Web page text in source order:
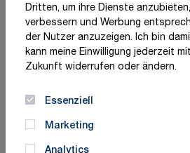
Dritten, um ihre Dienste
verbessern und Werbung
der Nutzer anzuzeigen. Ich bin
kann meine Einwilligung jederzeit
Zukunft widerrufen oder ändern.
Essenziell
Marketing
Analytics